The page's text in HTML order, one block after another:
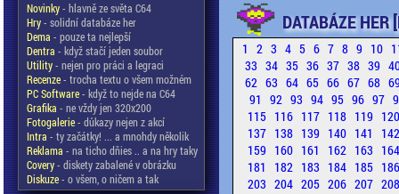
Novinky- hlavně ze světa C64
Hry- solidní databáze her
Dema - pouze ta nejlepší
Dentra - když stačí jeden soubor
Utility- nejen pro práci a legraci
Recenze- trocha textu o všem možném
PC Software- když to nejde na C64
Grafika - ne vždy jen 320x200
Fotogalerie- důkazy nejen z akcí
Intra - ty začátky! ... a mnohdy několik
Reklama - na ticho dňies .. a na hry taky
Covery- diskety zabalené v obrázku
Diskuze- o všem, o ničem a tak
DATABÁZE
1 2 3 4 5 6 7 8 9 10
33 34 35 36 37 38 39
62 63 64 65 66 67 68
91 92 93 94 95 96 97
115 116 117 118 119
137 138 139 140 141
159 160 161 162 163
181
182 183 184 185
203 204 205 206 207